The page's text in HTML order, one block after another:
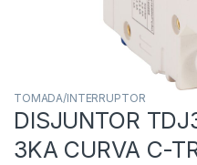
TOMADA/INTERRUPTOR
DISJUNTOR
3KA CURVA C-